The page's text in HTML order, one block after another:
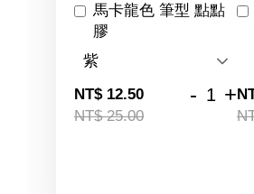
馬卡龍色 筆型 點點
膠
NT$ 12.50
NT$ 25.00
- +